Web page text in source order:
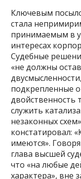
Ключевым
стала
принимаемым в
интересах
Судебные
«не должны
подкрепленные
двойственность
служить
незаконных
констатировал:
имеются».
глава высшей
что «на любые
характера», вне